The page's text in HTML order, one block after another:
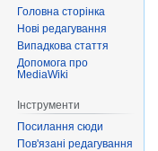
Головна сторінка
Нові редагування
Випадкова стаття
Допомога про
MediaWiki
Інструменти
Посилання сюди
Пов'язані редагування